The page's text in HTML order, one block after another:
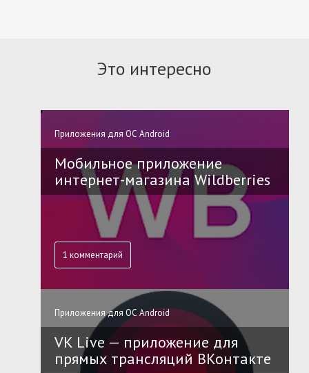
Это интересно
Приложения для ОС Android
Мобильное приложение
интернет-магазина Wildberries
1 комментарий
Приложения для ОС Android
VK Live — приложение для
прямых трансляций ВКонтакте